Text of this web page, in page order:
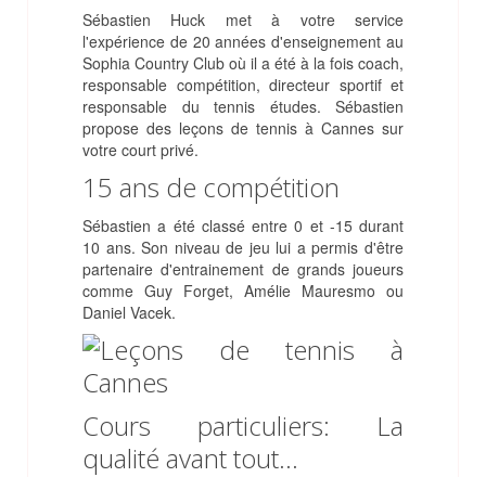
Sébastien Huck met à votre service
l'expérience de 20 années d'enseignement au
Sophia Country Club où il a été à la fois coach,
responsable compétition, directeur sportif et
responsable du tennis études. Sébastien
propose des leçons de tennis à Cannes sur
votre court privé.
15 ans de compétition
Sébastien a été classé entre 0 et -15 durant
10 ans. Son niveau de jeu lui a permis d'être
partenaire d'entrainement de grands joueurs
comme Guy Forget, Amélie Mauresmo ou
Daniel Vacek.
Cours particuliers: La
qualité avant tout...